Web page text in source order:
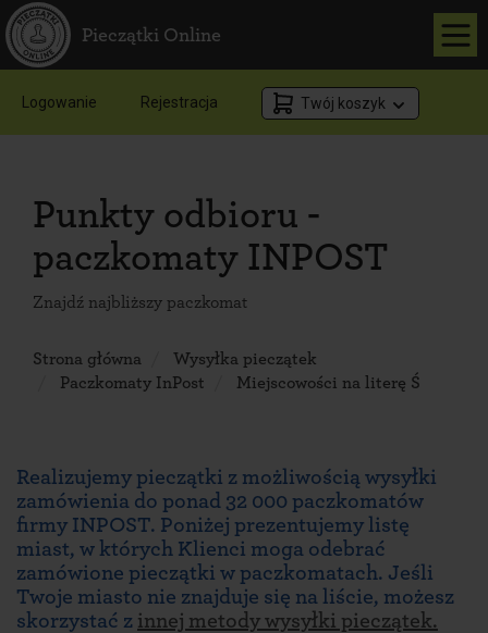
Pieczątki Online
Logowanie Rejestracja Twój koszyk
Punkty odbioru -
paczkomaty INPOST
Znajdź najbliższy paczkomat
Strona główna
Wysyłka pieczątek
Paczkomaty InPost
Miejscowości na literę Ś
Realizujemy pieczątki z możliwością wysyłki
zamówienia do ponad 32 000 paczkomatów
firmy INPOST. Poniżej prezentujemy listę
miast, w których Klienci moga odebrać
zamówione pieczątki w paczkomatach. Jeśli
Twoje miasto nie znajduje się na liście, możesz
skorzystać z innej metody wysyłki pieczątek.